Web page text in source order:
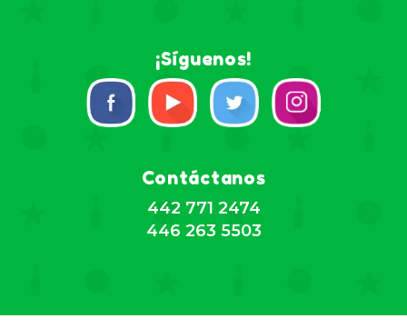
¡Síguenos!
Contáctanos
442 771 2474
446 263 5503